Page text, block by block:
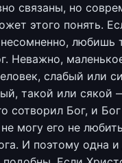
связаны, но
этого понять.
любишь
Неважно,
слабый или
такой или сякой
сотворил Бог, и
не могу его не
И поэтому одна и